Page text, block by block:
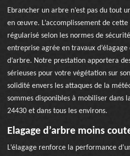
Ebrancher un arbre n’est pas du tout
en œuvre. L’accomplissement de
régularisé selon les normes de
entreprise agrée en travaux
d’arbre. Notre prestation apportera
sérieuses pour votre végétation sur
solidité envers les attaques de la
sommes disponibles à mobiliser dans
24430 et dans tous les environs.
Elagage d’arbre moins
L’élagage renforce la performance